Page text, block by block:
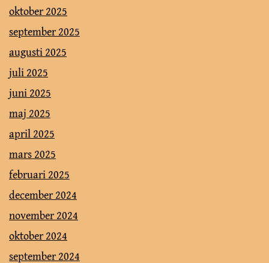
oktober 2025
september 2025
augusti 2025
juli 2025
juni 2025
maj 2025
april 2025
mars 2025
februari 2025
december 2024
november 2024
oktober 2024
september 2024